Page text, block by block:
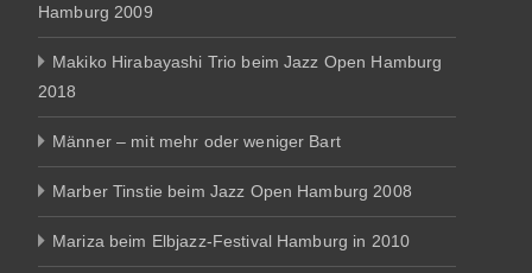
Hamburg 2009
Makiko Hirabayashi Trio beim Jazz Open Hamburg
2018
Männer – mit mehr oder weniger Bart
Marber Tinstie beim Jazz Open Hamburg 2008
Mariza beim Elbjazz-Festival Hamburg in 2010